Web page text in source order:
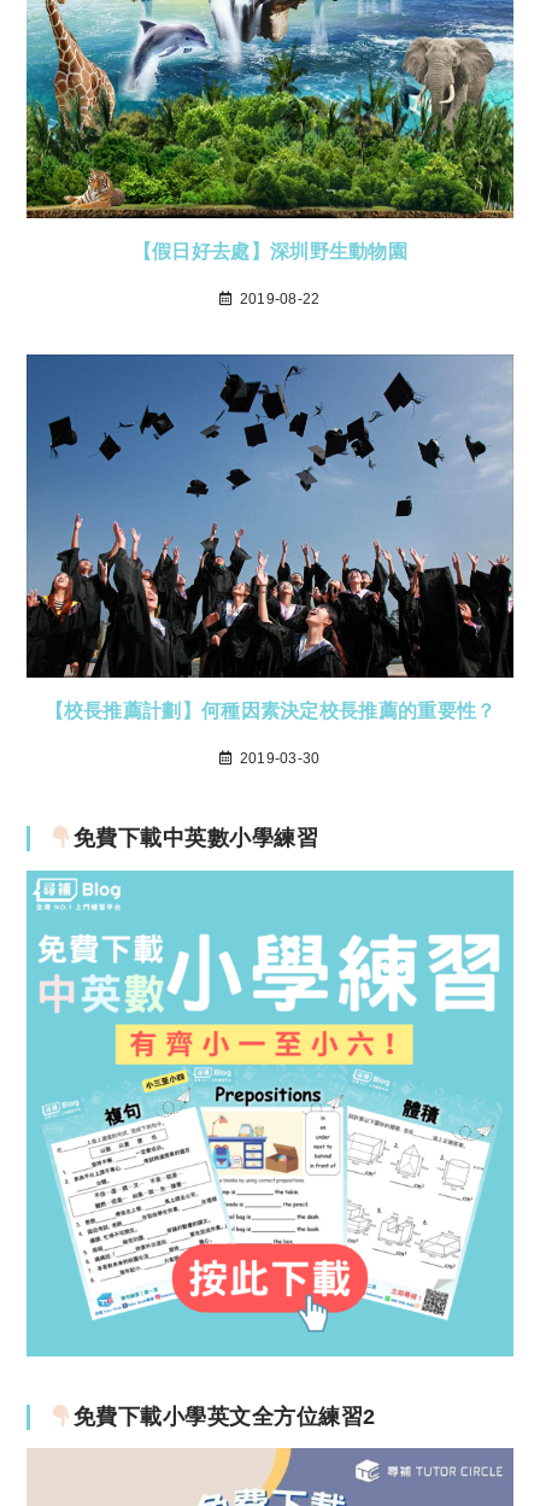
【假日好去處】深圳野生動物園
2019-08-22
【校長推薦計劃】何種因素決定校長推薦的重要性？
2019-03-30
免費下載中英數小學練習
免費下載小學英文全方位練習2